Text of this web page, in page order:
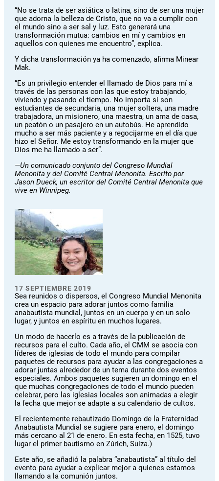
“No se trata de ser asiática o latina, sino de ser una mujer
que adorna la belleza de Cristo, que no va a cumplir con
el mundo sino a ser sal y luz. Esto generará una
transformación mutua: cambios en mí y cambios en
aquellos con quienes me encuentro”, explica.
Y dicha transformación ya ha comenzado, afirma Minear
Mak.
“Es un privilegio entender el llamado de Dios para mí a
través de las personas con las que estoy trabajando,
viviendo y pasando el tiempo. No importa si son
estudiantes de secundaria, una mujer soltera, una madre
trabajadora, un misionero, una maestra, un ama de casa,
un peatón o un pasajero en un autobús. He aprendido
mucho a ser más paciente y a regocijarme en el día que
hizo el Señor. Me estoy transformando en la mujer que
Dios me ha llamado a ser”.
—Un comunicado conjunto del Congreso Mundial
Menonita y del Comité Central Menonita. Escrito por
Jason Dueck, un escritor del Comité Central Menonita que
vive en Winnipeg.
17 SEPTIEMBRE 2019
Sea reunidos o dispersos, el Congreso Mundial Menonita
crea un espacio para adorar juntos como familia
anabautista mundial, juntos en un cuerpo y en un solo
lugar, y juntos en espíritu en muchos lugares.
Un modo de hacerlo es a través de la publicación de
recursos para el culto. Cada año, el CMM se asocia con
líderes de iglesias de todo el mundo para compilar
paquetes de recursos para ayudar a las congregaciones a
adorar juntas alrededor de un tema durante dos eventos
especiales. Ambos paquetes sugieren un domingo en el
que muchas congregaciones de todo el mundo pueden
celebrar, pero las iglesias locales son animadas a elegir
la fecha que mejor se adapte a su calendario de cultos.
El recientemente rebautizado Domingo de la Fraternidad
Anabautista Mundial se sugiere para enero, el domingo
más cercano al 21 de enero. En esta fecha, en 1525, tuvo
lugar el primer bautismo en Zúrich, Suiza.)
Este año, se añadió la palabra “anabautista” al título del
evento para ayudar a explicar mejor a quienes estamos
llamando a la comunión juntos.